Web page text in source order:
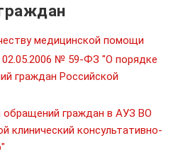
медицинской помощи
№ 59-ФЗ "О порядке
граждан Российской
граждан в АУЗ ВО
клинический консультативно-